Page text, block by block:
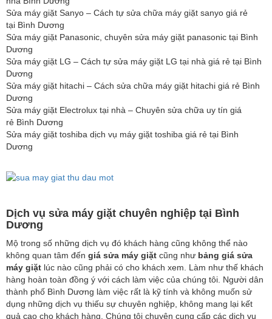
Sửa máy giặt Sanyo – Cách tự sửa chữa máy giặt sanyo giá rẻ
tại Bình Dương
Sửa máy giặt Panasonic, chuyên sửa máy giặt panasonic tại Bình
Dương
Sửa máy giặt LG – Cách tự sửa máy giặt LG tại nhà giá rẻ tại Bình
Dương
Sửa máy giặt hitachi – Cách sửa chữa máy giặt hitachi giá rẻ Bình
Dương
Sửa máy giặt Electrolux tại nhà – Chuyên sửa chữa uy tín giá
rẻ Bình Dương
Sửa máy giặt toshiba dịch vụ máy giặt toshiba giá rẻ tại Bình
Dương
Dịch vụ sửa máy giặt chuyên nghiệp tại Bình
Dương
Mộ trong số những dịch vụ đó khách hàng cũng không thể nào
không quan tâm đến giá sửa máy giặt cũng như bảng giá sửa
máy giặt lúc nào cũng phải có cho khách xem. Làm như thế khách
hàng hoàn toàn đồng ý với cách làm việc của chúng tôi. Người dân
thành phố Bình Dương làm việc rất là kỹ tính và không muốn sử
dụng những dịch vụ thiếu sự chuyên nghiệp, không mang lại kết
quả cao cho khách hàng. Chúng tôi chuyên cung cấp các dịch vụ